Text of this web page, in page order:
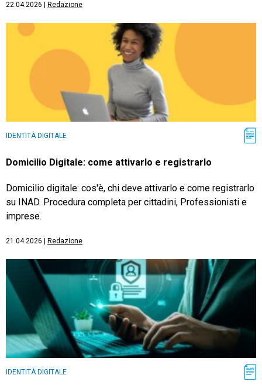
22.04.2026 Redazione
IDENTITÀ DIGITALE
Domicilio Digitale: come attivarlo e registrarlo
Domicilio digitale: cos'è, chi deve attivarlo e come registrarlo
su INAD. Procedura completa per cittadini, Professionisti e
imprese.
21.04.2026 Redazione
IDENTITÀ DIGITALE